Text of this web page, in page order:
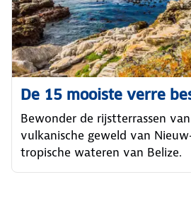
De 15 mooiste verre
Bewonder de rijstterrassen
vulkanische geweld van
tropische wateren van Belize.